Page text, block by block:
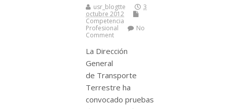
usr_blogtte
3
octubre 2012
Competencia
Profesional
No
Comment
La Dirección
General
de Transporte
Terrestre ha
convocado pruebas